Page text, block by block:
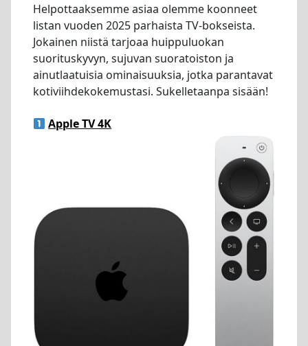
Helpottaaksemme asiaa olemme koonneet
listan vuoden 2025 parhaista TV-bokseista.
Jokainen niistä tarjoaa huippuluokan
suorituskyvyn, sujuvan suoratoiston ja
ainutlaatuisia ominaisuuksia, jotka parantavat
kotiviihdekokemustasi. Sukelletaanpa sisään!
Apple TV 4K